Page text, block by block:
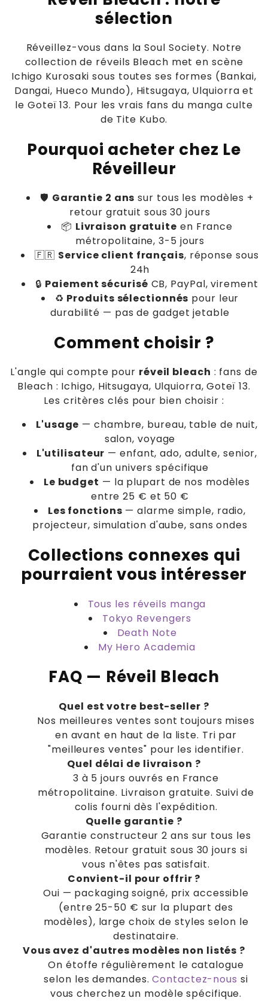
i
n
:
sélection
Réveillez-vous dans la Soul Society. Notre
collection de réveils Bleach met en scène
Ichigo Kurosaki sous toutes ses formes (Bankai,
Dangai, Hueco Mundo), Hitsugaya, Ulquiorra et
le Goteï 13. Pour les vrais fans du manga culte
de Tite Kubo.
Pourquoi acheter chez Le
Réveilleur
🛡 Garantie 2 ans sur tous les modèles +
retour gratuit sous 30 jours
📦 Livraison gratuite en France
métropolitaine, 3-5 jours
🇫🇷 Service client français, réponse sous
24h
🔒 Paiement sécurisé CB, PayPal, virement
♻️ Produits sélectionnés pour leur
durabilité — pas de gadget jetable
Comment choisir ?
L'angle qui compte pour réveil bleach : fans de
Bleach : Ichigo, Hitsugaya, Ulquiorra, Goteï 13.
Les critères clés pour bien choisir :
L'usage — chambre, bureau, table de nuit,
salon, voyage
L'utilisateur — enfant, ado, adulte, senior,
fan d'un univers spécifique
Le budget — la plupart de nos modèles
entre 25 € et 50 €
Les fonctions — alarme simple, radio,
projecteur, simulation d'aube, sans ondes
Collections connexes qui
pourraient vous intéresser
Tous les réveils manga
Tokyo Revengers
Death Note
My Hero Academia
FAQ — Réveil Bleach
Quel est votre best-seller ?
Nos meilleures ventes sont toujours mises
en avant en haut de la liste. Tri par
"meilleures ventes" pour les identifier.
Quel délai de livraison ?
3 à 5 jours ouvrés en France
métropolitaine. Livraison gratuite. Suivi de
colis fourni dès l'expédition.
Quelle garantie ?
Garantie constructeur 2 ans sur tous les
modèles. Retour gratuit sous 30 jours si
vous n'êtes pas satisfait.
Convient-il pour offrir ?
Oui — packaging soigné, prix accessible
(entre 25-50 € sur la plupart des
modèles), large choix de styles selon le
destinataire.
Vous avez d'autres modèles non listés ?
On étoffe régulièrement le catalogue
selon les demandes.Contactez-nous si
vous cherchez un modèle spécifique.